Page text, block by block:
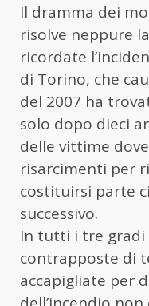
Il dramma dei
risolve neppure
ricordate
di Torino, che
del 2007 ha
solo dopo dieci
delle vittime
risarcimenti per
costituirsi parte
successivo.
In tutti i tre gradi
contrapposte di
accapigliate per